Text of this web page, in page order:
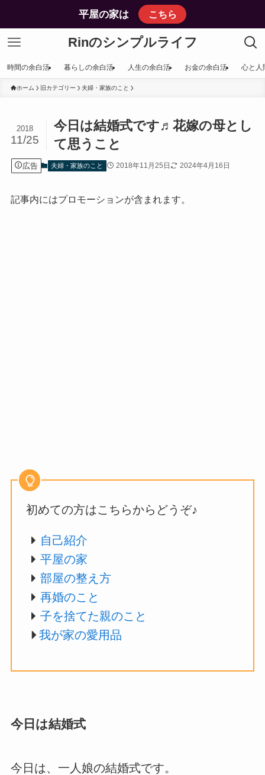
平屋の家は こちら
Rinのシンプルライフ
時間の余白活 暮らしの余白活 人生の余白活 お金の余白活 心と人
ホーム 旧カテゴリー 夫婦・家族のこと
今日は結婚式です♬花嫁の母とし
て思うこと
2018
11/25
広告 夫婦・家族のこと 2018年11月25日 2024年4月16日
記事内にはプロモーションが含まれます。
初めての方はこちらからどうぞ♪
自己紹介
平屋の家
部屋の整え方
再婚のこと
子を捨てた親のこと
我が家の愛用品
今日は結婚式
今日は、一人娘の結婚式です。